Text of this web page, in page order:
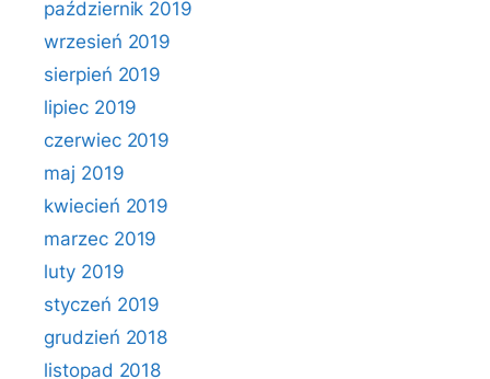
październik 2019
wrzesień 2019
sierpień 2019
lipiec 2019
czerwiec 2019
maj 2019
kwiecień 2019
marzec 2019
luty 2019
styczeń 2019
grudzień 2018
listopad 2018